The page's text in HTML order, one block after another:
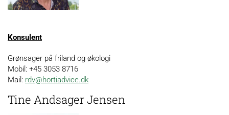
Konsulent
Grønsager på friland og økologi
Mobil: +45 3053 8716
Mail: rdv@hortiadvice.dk
Tine Andsager Jensen